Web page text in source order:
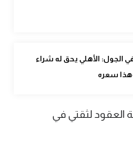
الجول: الأهلي يحق له شراء
سعره
العقود لثقتي في